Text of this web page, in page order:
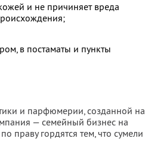
и не причиняет вреда
в постаматы и пункты
и парфюмерии, созданной на
— семейный бизнес на
праву гордятся тем, что сумели